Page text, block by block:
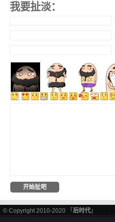
我要扯淡：
© Copyright 2010-2020 「 后时代 」